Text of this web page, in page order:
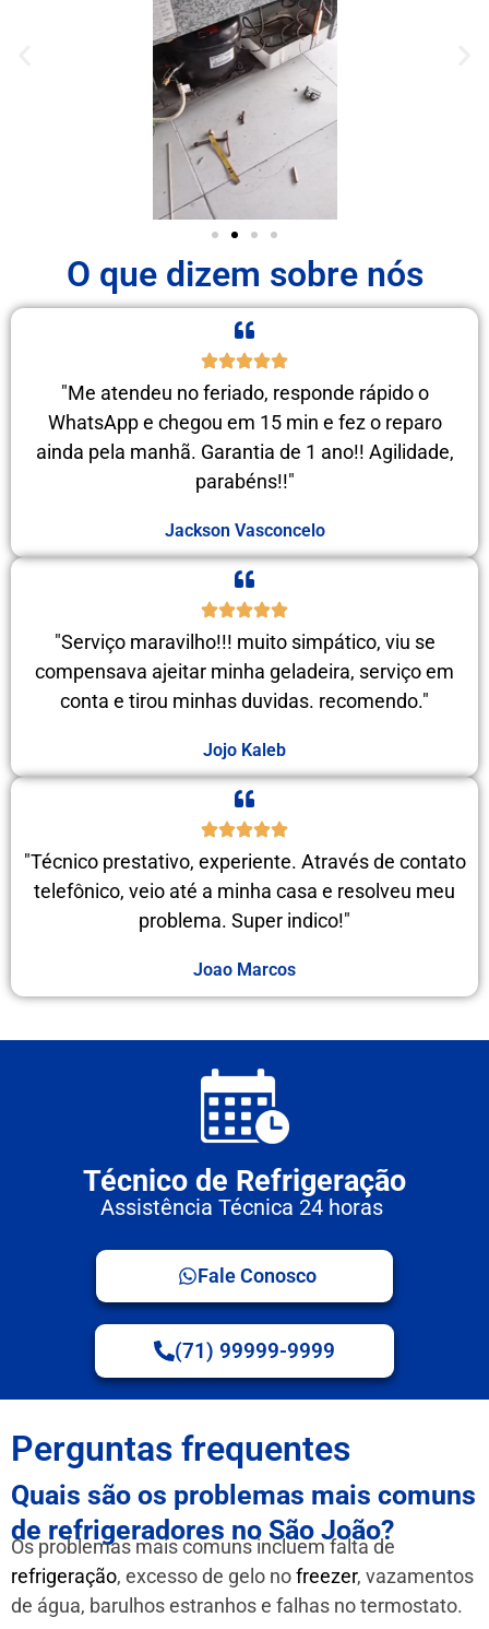
O que dizem sobre nós
"Me atendeu no feriado, responde rápido o
WhatsApp e chegou em 15 min e fez o reparo
ainda pela manhã. Garantia de 1 ano!! Agilidade,
parabéns!!"
Jackson Vasconcelo
"Serviço maravilho!!! muito simpático, viu se
compensava ajeitar minha geladeira, serviço em
conta e tirou minhas duvidas. recomendo."
Jojo Kaleb
"Técnico prestativo, experiente. Através de contato
telefônico, veio até a minha casa e resolveu meu
problema. Super indico!"
Joao Marcos
Técnico de Refrigeração
Assistência Técnica 24 horas
Fale Conosco
(71) 99999-9999
Perguntas frequentes
Quais são os problemas mais comuns
de refrigeradores no São João?
Os problemas mais comuns incluem falta de
refrigeração, excesso de gelo nofreezer, vazamentos
de água, barulhos estranhos e falhas no termostato.